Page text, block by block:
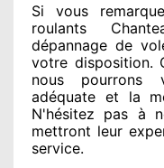
Si vous
roulants
dépannage de
votre disposition.
nous pourrons
adéquate et la
N'hésitez pas à
mettront leur
service.